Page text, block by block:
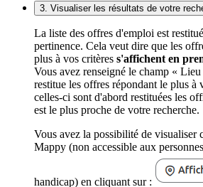
3. Visualiser les résultats de votre
La liste des offres d'emploi est
pertinence. Cela veut dire que les
plus à vos critères s'affichent en
Vous avez renseigné le champ «
restitue les offres répondant le plus à
celles-ci sont d'abord restituées les
est le plus proche de votre recherche.
Vous avez la possibilité de visualiser
Mappy (non accessible aux
handicap) en cliquant sur :